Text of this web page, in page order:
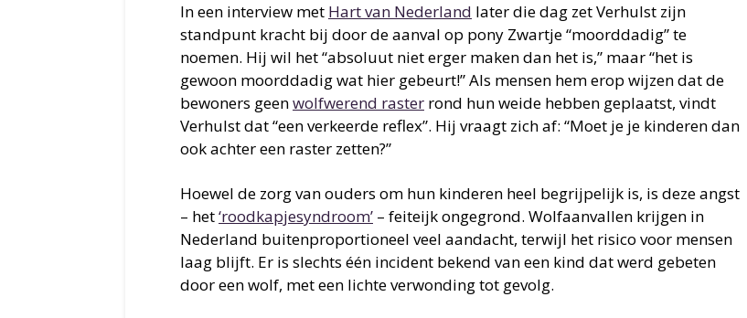
In een interview met Hart van Nederland later die dag zet Verhulst zijn
standpunt kracht bij door de aanval op pony Zwartje “moorddadig” te
noemen. Hij wil het “absoluut niet erger maken dan het is,” maar “het is
gewoon moorddadig wat hier gebeurt!” Als mensen hem erop wijzen dat de
bewoners geenwolfwerend raster rond hun weide hebben geplaatst, vindt
Verhulst dat “een verkeerde reflex”. Hij vraagt zich af: “Moet je je kinderen dan
ook achter een raster zetten?”
Hoewel de zorg van ouders om hun kinderen heel begrijpelijk is, is deze angst
– het‘roodkapjesyndroom’ – feiteijk ongegrond. Wolfaanvallen krijgen in
Nederland buitenproportioneel veel aandacht, terwijl het risico voor mensen
laag blijft. Er is slechts één incident bekend van een kind dat werd gebeten
door een wolf, met een lichte verwonding tot gevolg.